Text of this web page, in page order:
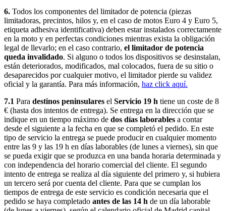
6. Todos los componentes del limitador de potencia (piezas
limitadoras, precintos, hilos y, en el caso de motos Euro 4 y Euro 5,
etiqueta adhesiva identificativa) deben estar instalados correctamente
en la moto y en perfectas condiciones mientras exista la obligación
legal de llevarlo; en el caso contrario, el limitador de potencia
queda invalidado. Si alguno o todos los dispositivos se desinstalan,
están deteriorados, modificados, mal colocados, fuera de su sitio o
desaparecidos por cualquier motivo, el limitador pierde su validez
oficial y la garantía. Para más información, haz click aquí.
7.1 Para destinos peninsulares el Servicio 19 h tiene un coste de 8
€ (hasta dos intentos de entrega). Se entrega en la dirección que se
indique en un tiempo máximo de dos días laborables a contar
desde el siguiente a la fecha en que se completó el pedido. En este
tipo de servicio la entrega se puede producir en cualquier momento
entre las 9 y las 19 h en días laborables (de lunes a viernes), sin que
se pueda exigir que se produzca en una banda horaria determinada y
con independencia del horario comercial del cliente. El segundo
intento de entrega se realiza al día siguiente del primero y, si hubiera
un tercero será por cuenta del cliente. Para que se cumplan los
tiempos de entrega de este servicio es condición necesaria que el
pedido se haya completado antes de las 14 h de un día laborable